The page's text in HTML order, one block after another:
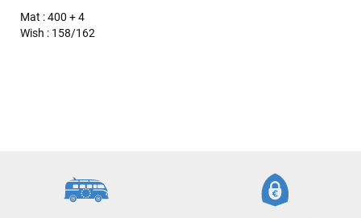
Mat : 400 + 4
Wish : 158/162
commande validée, le magasin m’a appelé pour confirmer
avec moi les caractéristiques des équipements, me conseiller
sur le matériel à choisir, et m’a même offert du matériel en